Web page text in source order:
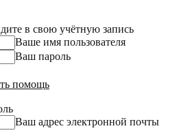
в свою учётную запись
Ваше имя пользователя
Ваш пароль
помощь
Ваш адрес электронной почты